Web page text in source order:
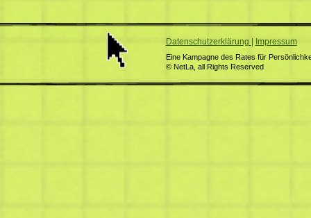
Datenschutzerklärung Impressum
Eine Kampagne des Rates für
© NetLa, all Rights Reserved